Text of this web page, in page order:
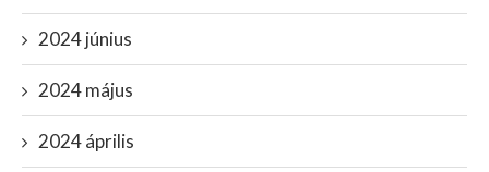
2024 június
2024 május
2024 április